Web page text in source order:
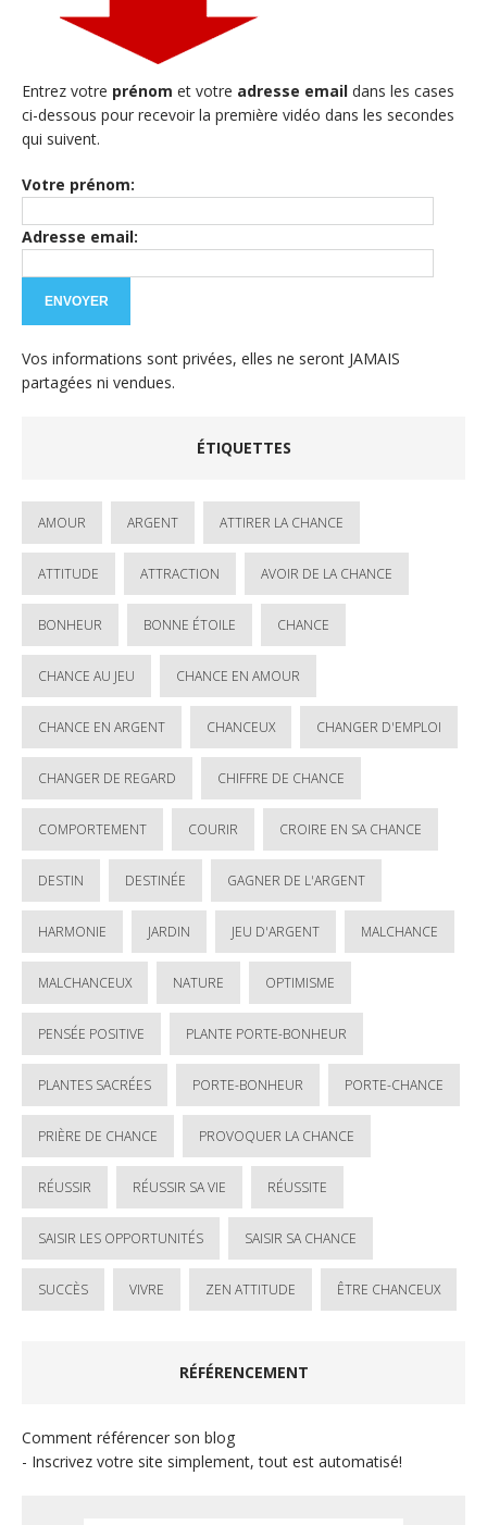
Entrez votre prénom et votre adresse email dans les cases
ci-dessous pour recevoir la première vidéo dans les secondes
qui suivent.
Votre prénom:
Adresse email:
Vos informations sont privées, elles ne seront JAMAIS
partagées ni vendues.
ÉTIQUETTES
AMOUR ARGENT ATTIRER LA CHANCE
ATTITUDE ATTRACTION AVOIR DE LA CHANCE
BONHEUR BONNE ÉTOILE CHANCE
CHANCE AU JEU CHANCE EN AMOUR
CHANCE EN ARGENT CHANCEUX CHANGER D'EMPLOI
CHANGER DE REGARD CHIFFRE DE CHANCE
COMPORTEMENT COURIR CROIRE EN SA CHANCE
DESTIN DESTINÉE GAGNER DE L'ARGENT
HARMONIE JARDIN JEU D'ARGENT MALCHANCE
MALCHANCEUX NATURE OPTIMISME
PENSÉE POSITIVE PLANTE PORTE-BONHEUR
PLANTES SACRÉES PORTE-BONHEUR PORTE-CHANCE
PRIÈRE DE CHANCE PROVOQUER LA CHANCE
RÉUSSIR RÉUSSIR SA VIE RÉUSSITE
SAISIR LES OPPORTUNITÉS SAISIR SA CHANCE
SUCCÈS VIVRE ZEN ATTITUDE ÊTRE CHANCEUX
RÉFÉRENCEMENT
Comment référencer son blog
- Inscrivez votre site simplement, tout est automatisé!